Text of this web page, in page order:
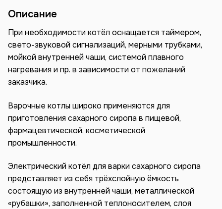
Описание
При необходимости котёл оснащается таймером,
свето-звуковой сигнализаций, мерными трубками,
мойкой внутренней чаши, системой плавного
нагревания и пр. в зависимости от пожеланий
заказчика.
Варочные котлы широко применяются для
приготовления сахарного сиропа в пищевой,
фармацевтической, косметической
промышленности.
Электрический котёл для варки сахарного сиропа
представляет из себя трёхслойную ёмкость
состоящую из внутренней чаши, металлической
«рубашки», заполненной теплоносителем, слоя